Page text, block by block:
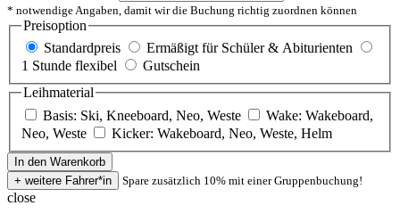
* notwendige Angaben, damit wir die Buchung richtig zuordnen können
Preisoption
Standardpreis
Ermäßigt für Schüler & Abiturienten
1 Stunde flexibel
Gutschein
Leihmaterial
Basis: Ski, Kneeboard, Neo, Weste
Wake: Wakeboard,
Neo, Weste
Kicker: Wakeboard, Neo, Weste, Helm
Spare zusätzlich 10% mit einer Gruppenbuchung!
close